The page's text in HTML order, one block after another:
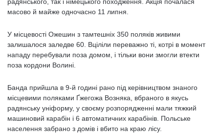
масово й майже одночасно 11 липня.
У місцевості Ожешин з тамтешніх 350 поляків живими
залишалося заледве 60. Вціліли переважно ті, котрі в момент
нападу перебували поза домом, і тільки вони змогли втекти
поза кордони Волині.
Банда прийшла в 9-й годині рано під керівництвом знаного
місцевими поляками Ґжегожа Возняка, вбраного в якусь
радянську уніформу, у своєму розпорядженні мали тяжкий
машиновий карабін і 6 автоматичних карабінів. Польське
населення забрано з домів і вбито на краю лісу.